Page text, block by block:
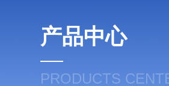
产品中心
PRODUCTS